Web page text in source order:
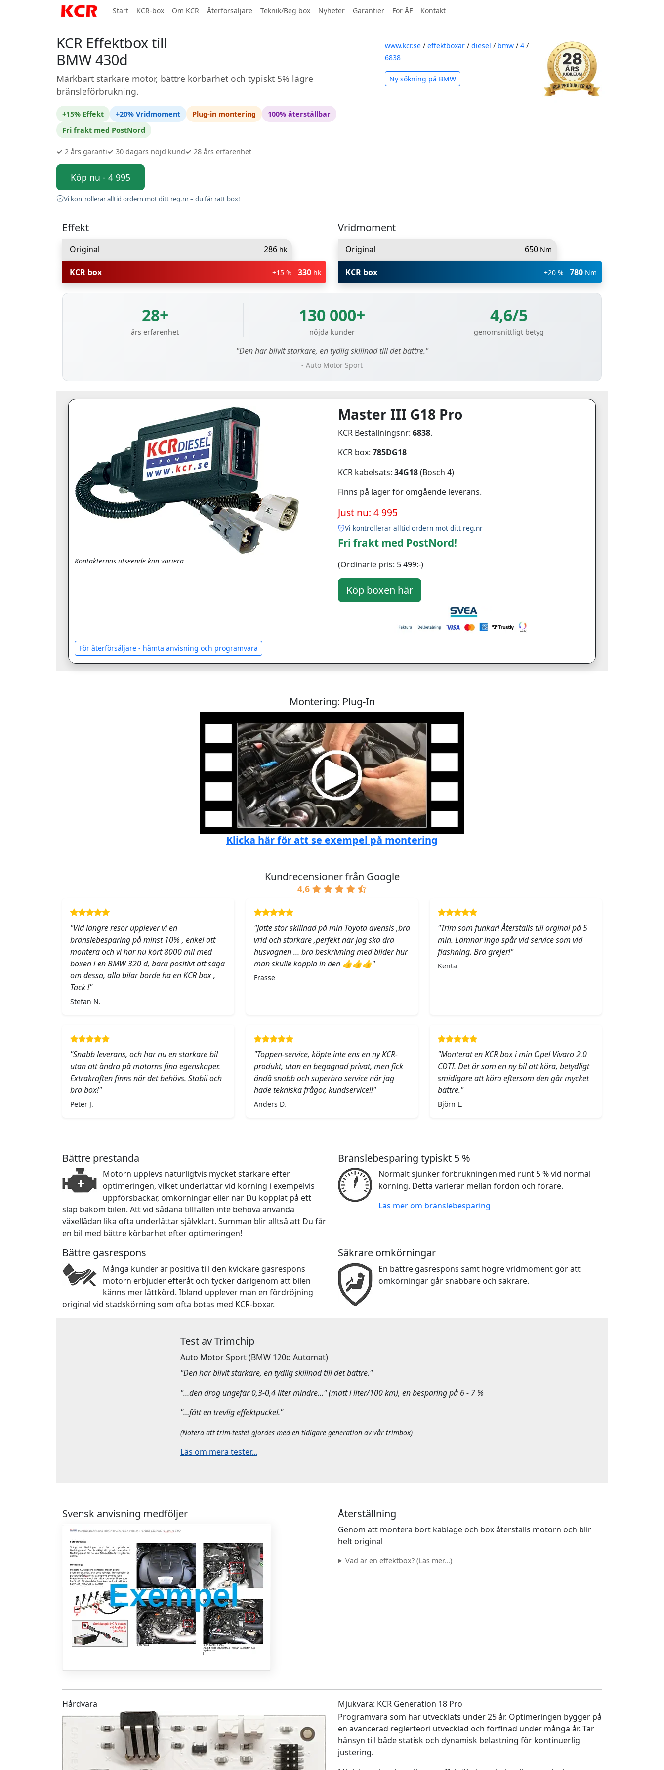
Start KCR-box Om KCR Återförsäljare Teknik/Beg box Nyheter Garantier För ÅF Kontakt
KCR Effektbox till
BMW 430d
Märkbart starkare motor, bättre körbarhet och typiskt 5% lägre
bränsleförbrukning.
+15% Effekt +20% Vridmoment Plug-in montering
100% återställbar
Fri frakt med PostNord
✓ 2 års garanti✓ 30 dagars nöjd kund✓ 28 års erfarenhet
Köp nu - 4 995
Vi kontrollerar alltid ordern mot ditt reg.nr – du får rätt box!
www.kcr.se / effektboxar / diesel / bmw / 4 /
6838
Ny sökning på BMW
Effekt
Original 286 hk
KCR box +15 % 330 hk
Vridmoment
Original 650 Nm
KCR box +20 % 780 Nm
28+
års erfarenhet
130 000+
nöjda kunder
4,6/5
genomsnittligt betyg
"Den har blivit starkare, en tydlig skillnad till det bättre."
- Auto Motor Sport
Kontakternas utseende kan variera
Master III G18 Pro
KCR Beställningsnr: 6838.
KCR box: 785DG18
KCR kabelsats: 34G18(Bosch 4)
Finns på lager för omgående leverans.
Just nu: 4 995
Vi kontrollerar alltid ordern mot ditt reg.nr
Fri frakt med PostNord!
(Ordinarie pris: 5 499:-)
För återförsäljare - hämta anvisning och programvara
Montering: Plug-In
Klicka här för att se exempel på montering
Kundrecensioner från Google
4,6
"Vid längre resor upplever vi en
bränslebesparing på minst 10% , enkel att
montera och vi har nu kört 8000 mil med
boxen i en BMW 320 d, bara positivt att säga
om dessa, alla bilar borde ha en KCR box ,
Tack !"
Stefan N.
"Jätte stor skillnad på min Toyota avensis ,bra
vrid och starkare ,perfekt när jag ska dra
husvagnen … bra beskrivning med bilder hur
man skulle koppla in den 👍👍👍"
Frasse
"Trim som funkar! Återställs till orginal på 5
min. Lämnar inga spår vid service som vid
flashning. Bra grejer!"
Kenta
"Snabb leverans, och har nu en starkare bil
utan att ändra på motorns fina egenskaper.
Extrakraften finns när det behövs. Stabil och
bra box!"
Peter J.
"Toppen-service, köpte inte ens en ny KCR-
produkt, utan en begagnad privat, men fick
ändå snabb och superbra service när jag
hade tekniska frågor, kundservice!!"
Anders D.
"Monterat en KCR box i min Opel Vivaro 2.0
CDTI. Det är som en ny bil att köra, betydligt
smidigare att köra eftersom den går mycket
bättre."
Björn L.
Bättre prestanda
Motorn upplevs naturligtvis mycket starkare efter
optimeringen, vilket underlättar vid körning i exempelvis
uppförsbackar, omkörningar eller när Du kopplat på ett
släp bakom bilen. Att vid sådana tillfällen inte behöva använda
växellådan lika ofta underlättar självklart. Summan blir alltså att Du får
en bil med bättre körbarhet efter optimeringen!
Bränslebesparing typiskt 5 %
Normalt sjunker förbrukningen med runt 5 % vid normal
körning. Detta varierar mellan fordon och förare.
Läs mer om bränslebesparing
Bättre gasrespons
Många kunder är positiva till den kvickare gasrespons
motorn erbjuder efteråt och tycker därigenom att bilen
känns mer lättkörd. Ibland upplever man en fördröjning
original vid stadskörning som ofta botas med KCR-boxar.
Säkrare omkörningar
En bättre gasrespons samt högre vridmoment gör att
omkörningar går snabbare och säkrare.
Test av Trimchip
Auto Motor Sport(BMW 120d Automat)
"Den har blivit starkare, en tydlig skillnad till det bättre."
"…den drog ungefär 0,3-0,4 liter mindre…" (mätt i liter/100 km), en besparing på 6 - 7 %
"…fått en trevlig effektpuckel."
(Notera att trim-testet gjordes med en tidigare generation av vår trimbox)
Läs om mera tester...
Svensk anvisning medföljer Återställning
Genom att montera bort kablage och box återställs motorn och blir
helt original
Vad är en effektbox? (Läs mer...)
Hårdvara
Mjukvara: KCR Generation 18 Pro
Programvara som har utvecklats under 25 år. Optimeringen bygger på
en avancerad reglerteori utvecklad och förfinad under många år. Tar
hänsyn till både statisk och dynamisk belastning för kontinuerlig
justering.